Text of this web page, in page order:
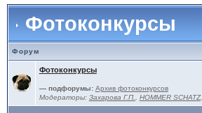
Фотоконкурсы
Форум
Фотоконкурсы
— подфорумы: Архив фотоконкурсов
Модераторы: Захарова Г.П. HOMMER SCHATZ,